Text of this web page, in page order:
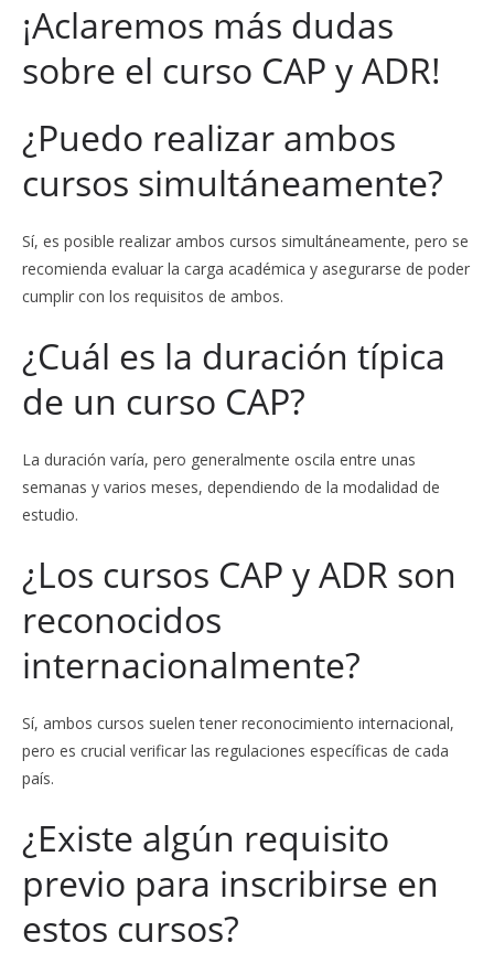
¡Aclaremos más dudas
sobre el curso CAP y ADR!
¿Puedo realizar ambos
cursos simultáneamente?
Sí, es posible realizar ambos cursos simultáneamente, pero se
recomienda evaluar la carga académica y asegurarse de poder
cumplir con los requisitos de ambos.
¿Cuál es la duración típica
de un curso CAP?
La duración varía, pero generalmente oscila entre unas
semanas y varios meses, dependiendo de la modalidad de
estudio.
¿Los cursos CAP y ADR son
reconocidos
internacionalmente?
Sí, ambos cursos suelen tener reconocimiento internacional,
pero es crucial verificar las regulaciones específicas de cada
país.
¿Existe algún requisito
previo para inscribirse en
estos cursos?